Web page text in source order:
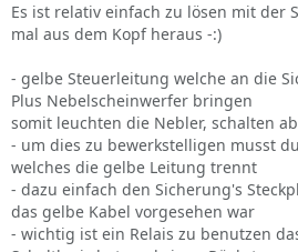
Es ist relativ einfach zu lösen mit der
mal aus dem Kopf heraus -:)
- gelbe Steuerleitung welche an die
Plus Nebelscheinwerfer bringen
somit leuchten die Nebler, schalten
- um dies zu bewerkstelligen musst
welches die gelbe Leitung trennt
- dazu einfach den Sicherung's
das gelbe Kabel vorgesehen war
- wichtig ist ein Relais zu benutzen